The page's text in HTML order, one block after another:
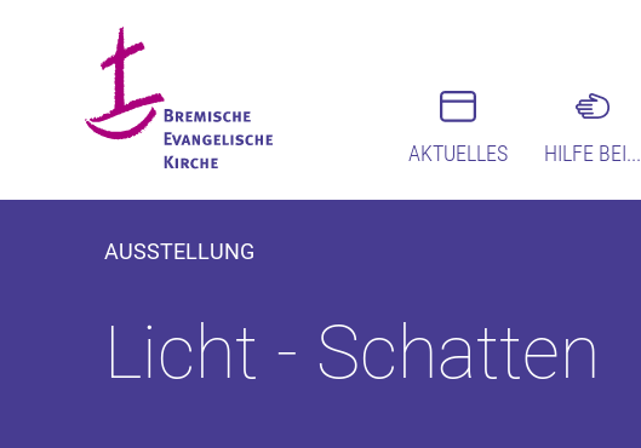
AKTUELLES HILFE BEI...
AUSSTELLUNG
Licht - Schatten